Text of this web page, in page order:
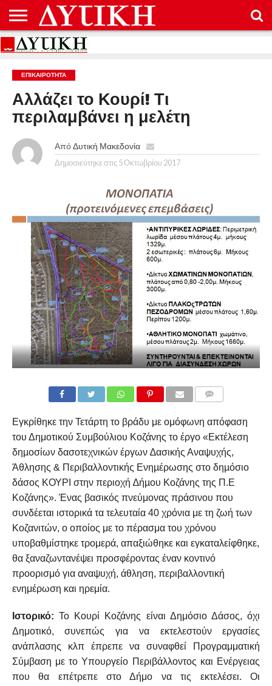
ΑΡΧΙΚΉ
ΕΠΙΚΟΙΝΩΝΊΑ
ΌΡΟΙ
ΠΡΟΣΤΑΣΊΑ
ΔΕΔΟΜΈΝΩΝ
ΕΠΙΚΑΙΡΟΤΗΤΑ
Αλλάζει το Κουρί! Τι
περιλαμβάνει η μελέτη
Από Δυτική Μακεδονία
Δημοσιεύτηκε στις 5 Οκτωβρίου 2017
Εγκρίθηκε την Τετάρτη το βράδυ με ομόφωνη απόφαση
του Δημοτικού Συμβούλιου Κοζάνης το έργο «Εκτέλεση
δηµοσίων δασοτεχνικών έργων ∆ασικής Αναψυχής,
Άθλησης & Περιβαλλοντικής Ενηµέρωσης στο δηµόσιο
δάσος ΚΟΥΡΙ στην περιοχή ∆ήµου Κοζάνης της Π.Ε
Κοζάνης». Ένας βασικός πνεύμονας πράσινου που
συνδέεται ιστορικά τα τελευταία 40 χρόνια με τη ζωή των
Κοζανιτών, ο οποίος με το πέρασμα του χρόνου
υποβαθμίστηκε τρομερά, απαξιώθηκε και εγκαταλείφθηκε,
θα ξαναζωντανέψει προσφέροντας έναν κοντινό
προορισμό για αναψυχή, άθληση, περιβαλλοντική
ενημέρωση και ηρεμία.
Ιστορικό: Το Κουρί Κοζάνης είναι Δημόσιο Δάσος, όχι
Δημοτικό, συνεπώς για να εκτελεστούν εργασίες
ανάπλασης κλπ έπρεπε να συναφθεί Προγραμματική
Σύμβαση με το Υπουργείο Περιβάλλοντος και Ενέργειας
που θα επέτρεπε στο Δήμο να τις εκτελέσει. Οι